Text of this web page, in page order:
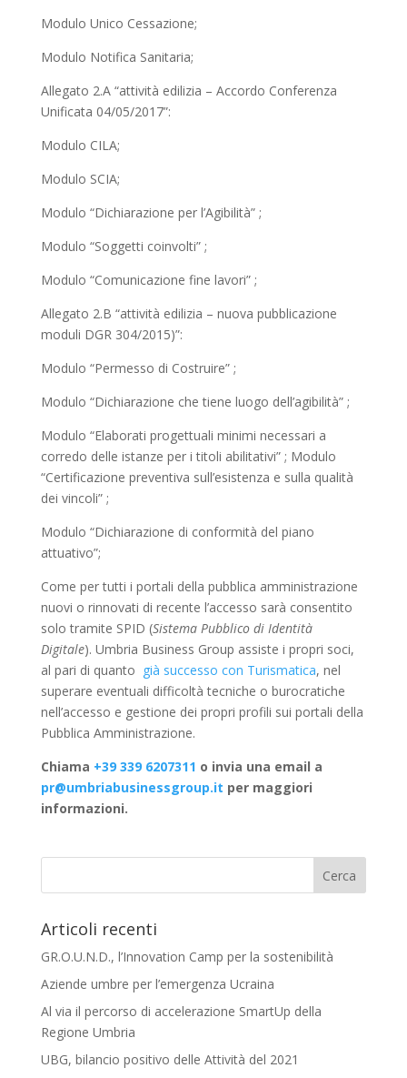
Modulo Unico Cessazione;
Modulo Notifica Sanitaria;
Allegato 2.A “attività edilizia – Accordo Conferenza
Unificata 04/05/2017”:
Modulo CILA;
Modulo SCIA;
Modulo “Dichiarazione per l’Agibilità” ;
Modulo “Soggetti coinvolti” ;
Modulo “Comunicazione fine lavori” ;
Allegato 2.B “attività edilizia – nuova pubblicazione
moduli DGR 304/2015)”:
Modulo “Permesso di Costruire” ;
Modulo “Dichiarazione che tiene luogo dell’agibilità” ;
Modulo “Elaborati progettuali minimi necessari a
corredo delle istanze per i titoli abilitativi” ; Modulo
“Certificazione preventiva sull’esistenza e sulla qualità
dei vincoli” ;
Modulo “Dichiarazione di conformità del piano
attuativo”;
Come per tutti i portali della pubblica amministrazione
nuovi o rinnovati di recente l’accesso sarà consentito
solo tramite SPID (Sistema Pubblico di Identità
Digitale). Umbria Business Group assiste i propri soci,
al pari di quanto già successo con Turismatica, nel
superare eventuali difficoltà tecniche o burocratiche
nell’accesso e gestione dei propri profili sui portali della
Pubblica Amministrazione.
Chiama +39 339 6207311 o invia una email a
pr@umbriabusinessgroup.it per maggiori
informazioni.
Articoli recenti
GR.O.U.N.D., l’Innovation Camp per la sostenibilità
Aziende umbre per l’emergenza Ucraina
Al via il percorso di accelerazione SmartUp della
Regione Umbria
UBG, bilancio positivo delle Attività del 2021